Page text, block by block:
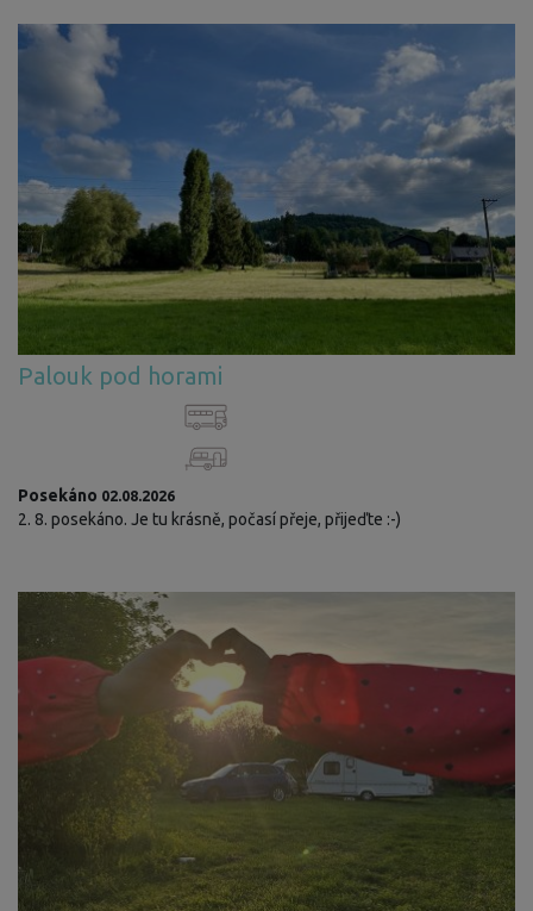
Palouk pod horami
Posekáno 02.08.2026
2. 8. posekáno. Je tu krásně, počasí přeje, přijeďte :-)